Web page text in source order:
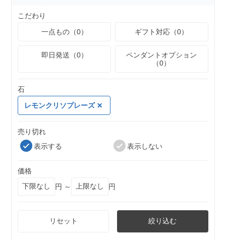
こだわり
一点もの（0）
ギフト対応（0）
即日発送（0）
ペンダントオプション
（0）
石
レモンクリソプレーズ
売り切れ
表示する
表示しない
価格
円 ～
円
リセット 絞り込む